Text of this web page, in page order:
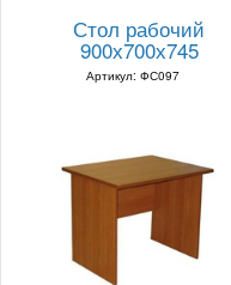
Стол рабочий
900х700х745
Артикул: ФС097